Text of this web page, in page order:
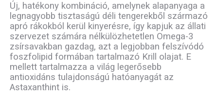
Új, hatékony kombináció, amelynek alapanyaga a
legnagyobb tisztaságú déli tengerekből származó
apró rákokból kerül kinyerésre, így kapjuk az állati
szervezet számára nélkülözhetetlen Omega-3
zsírsavakban gazdag, azt a legjobban felszívódó
foszfolipid formában tartalmazó Krill olajat. E
mellett tartalmazza a világ legerősebb
antioxidáns tulajdonságú hatóanyagát az
Astaxanthint is.